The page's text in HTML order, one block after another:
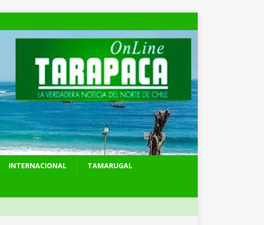
INTERNACIONAL TAMARUGAL